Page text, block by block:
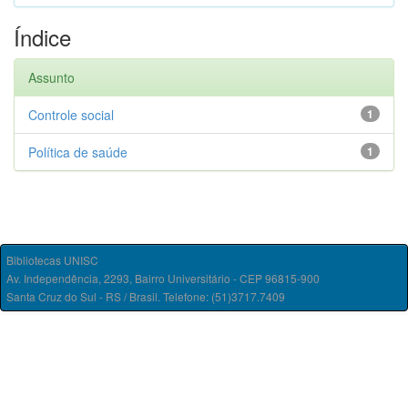
Índice
Assunto
1
Controle social
1
Política de saúde
Bibliotecas UNISC
Av. Independência, 2293, Bairro Universitário - CEP 96815-900
Santa Cruz do Sul - RS / Brasil. Telefone: (51)3717.7409